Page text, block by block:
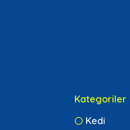
Kategoriler
Kedi